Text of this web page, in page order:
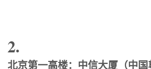
2.
北京第一高楼：中信大厦（中